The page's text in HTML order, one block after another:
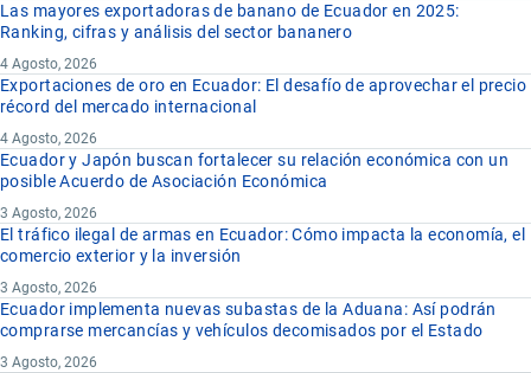
Las mayores exportadoras de banano de Ecuador en 2025:
Ranking, cifras y análisis del sector bananero
4 Agosto, 2026
Exportaciones de oro en Ecuador: El desafío de aprovechar el precio
récord del mercado internacional
4 Agosto, 2026
Ecuador y Japón buscan fortalecer su relación económica con un
posible Acuerdo de Asociación Económica
3 Agosto, 2026
El tráfico ilegal de armas en Ecuador: Cómo impacta la economía, el
comercio exterior y la inversión
3 Agosto, 2026
Ecuador implementa nuevas subastas de la Aduana: Así podrán
comprarse mercancías y vehículos decomisados por el Estado
3 Agosto, 2026